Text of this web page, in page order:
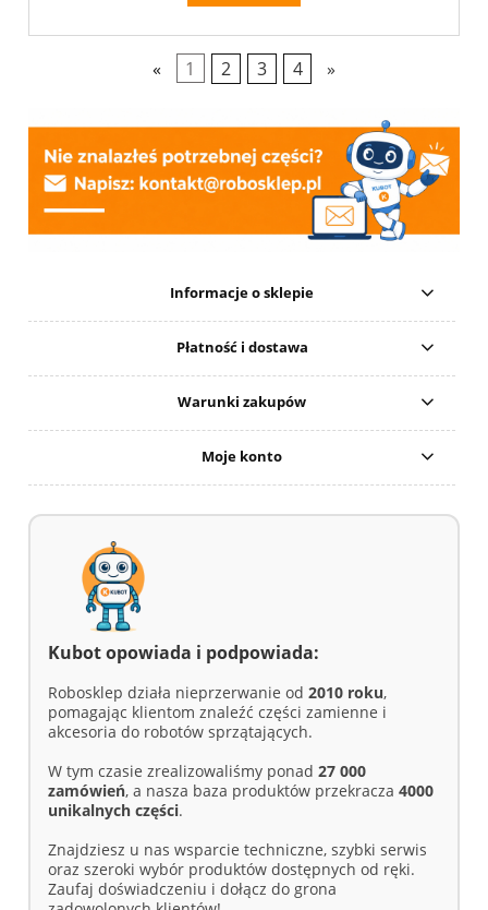
« 1 2 3 4 »
Informacje o sklepie
Płatność i dostawa
Warunki zakupów
Moje konto
Kubot opowiada i podpowiada:
Robosklep działa nieprzerwanie od 2010 roku,
pomagając klientom znaleźć części zamienne i
akcesoria do robotów sprzątających.
W tym czasie zrealizowaliśmy ponad 27 000
zamówień, a nasza baza produktów przekracza 4000
unikalnych części.
Znajdziesz u nas wsparcie techniczne, szybki serwis
oraz szeroki wybór produktów dostępnych od ręki.
Zaufaj doświadczeniu i dołącz do grona